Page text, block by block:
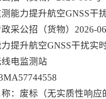
能力提升航空GNSS干
采公招（货物）2026-
提升航空GNSS干扰实
电监测站
：废标（无实质性响应